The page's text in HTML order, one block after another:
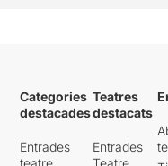
Categories
destacades
Entrades
teatre
Teatres
destacats
Entrades
Teatre